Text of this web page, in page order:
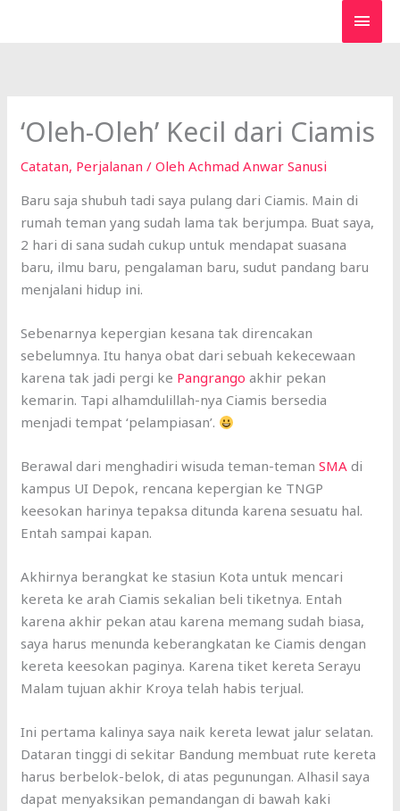
‘Oleh-Oleh’ Kecil dari Ciamis
Catatan, Perjalanan / OlehAchmad Anwar Sanusi
Baru saja shubuh tadi saya pulang dari Ciamis. Main di
rumah teman yang sudah lama tak berjumpa. Buat saya,
2 hari di sana sudah cukup untuk mendapat suasana
baru, ilmu baru, pengalaman baru, sudut pandang baru
menjalani hidup ini.
Sebenarnya kepergian kesana tak direncakan
sebelumnya. Itu hanya obat dari sebuah kekecewaan
karena tak jadi pergi ke Pangrango akhir pekan
kemarin. Tapi alhamdulillah-nya Ciamis bersedia
menjadi tempat ‘pelampiasan’.
Berawal dari menghadiri wisuda teman-temanSMA di
kampus UI Depok, rencana kepergian ke TNGP
keesokan harinya tepaksa ditunda karena sesuatu hal.
Entah sampai kapan.
Akhirnya berangkat ke stasiun Kota untuk mencari
kereta ke arah Ciamis sekalian beli tiketnya. Entah
karena akhir pekan atau karena memang sudah biasa,
saya harus menunda keberangkatan ke Ciamis dengan
kereta keesokan paginya. Karena tiket kereta Serayu
Malam tujuan akhir Kroya telah habis terjual.
Ini pertama kalinya saya naik kereta lewat jalur selatan.
Dataran tinggi di sekitar Bandung membuat rute kereta
harus berbelok-belok, di atas pegunungan. Alhasil saya
dapat menyaksikan pemandangan di bawah kaki